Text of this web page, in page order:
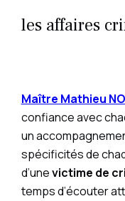
les affaires
Maître Mathieu
confiance avec
un
spécificités de
d’unevictime de
temps d’écouter